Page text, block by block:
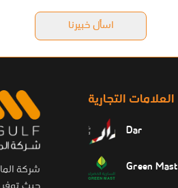
اسأل خبيرنا
العلامات التجارية
Dar
Green Mast
شركة